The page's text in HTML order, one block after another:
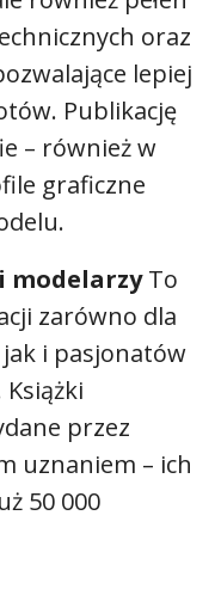
oraz
lepiej
Publikację
– również w
graficzne
modelarzyTo
zarówno dla
i pasjonatów
przez
uznaniem – ich
50 000